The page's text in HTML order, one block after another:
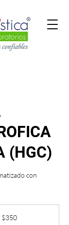
(HGC)
con
$350